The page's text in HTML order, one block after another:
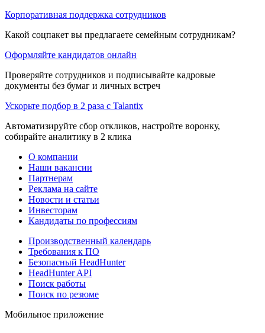
Корпоративная поддержка сотрудников
Какой соцпакет вы предлагаете семейным сотрудникам?
Оформляйте кандидатов онлайн
Проверяйте сотрудников и подписывайте кадровые
документы без бумаг и личных встреч
Ускорьте подбор в 2 раза с Talantix
Автоматизируйте сбор откликов, настройте воронку,
собирайте аналитику в 2 клика
О компании
Наши вакансии
Партнерам
Реклама на сайте
Новости и статьи
Инвесторам
Кандидаты по профессиям
Производственный календарь
Требования к ПО
Безопасный HeadHunter
HeadHunter API
Поиск работы
Поиск по резюме
Мобильное приложение